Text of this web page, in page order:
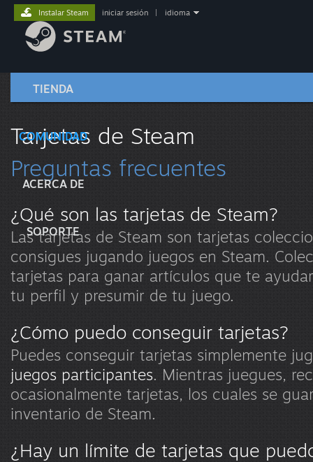
TIENDA
COMUNIDAD
ACERCA DE
SOPORTE
Instalar Steam iniciar sesión idioma
Tarjetas de Steam
Preguntas frecuentes
¿Qué son las tarjetas de Steam?
Las tarjetas de Steam son tarjetas
consigues jugando juegos en Steam.
tarjetas para ganar artículos que te
tu perfil y presumir de tu juego.
¿Cómo puedo conseguir tarjetas?
Puedes conseguir tarjetas simplemente
juegos participantes. Mientras juegues,
ocasionalmente tarjetas, los cuales se
inventario de Steam.
¿Hay un límite de tarjetas que